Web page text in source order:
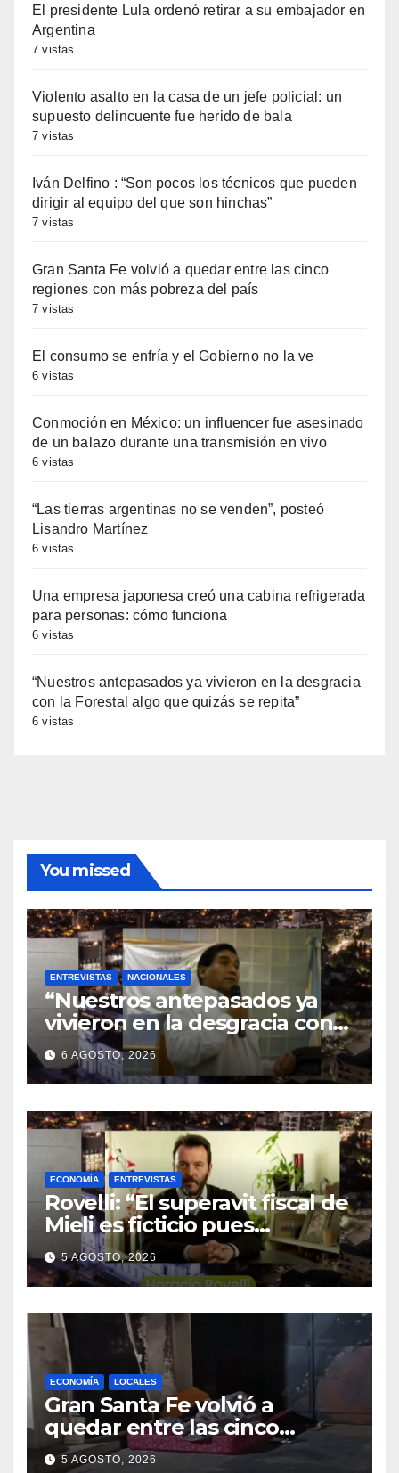
El presidente Lula ordenó retirar a su embajador en
Argentina
7 vistas
Violento asalto en la casa de un jefe policial: un
supuesto delincuente fue herido de bala
7 vistas
Iván Delfino : “Son pocos los técnicos que pueden
dirigir al equipo del que son hinchas”
7 vistas
Gran Santa Fe volvió a quedar entre las cinco
regiones con más pobreza del país
7 vistas
El consumo se enfría y el Gobierno no la ve
6 vistas
Conmoción en México: un influencer fue asesinado
de un balazo durante una transmisión en vivo
6 vistas
“Las tierras argentinas no se venden”, posteó
Lisandro Martínez
6 vistas
Una empresa japonesa creó una cabina refrigerada
para personas: cómo funciona
6 vistas
“Nuestros antepasados ya vivieron en la desgracia
con la Forestal algo que quizás se repita”
6 vistas
You missed
ENTREVISTAS NACIONALES
“Nuestros antepasados ya
vivieron en la desgracia con
la Forestal algo que quizás se
repita”
6 AGOSTO, 2026
ECONOMÍA ENTREVISTAS
Rovelli: “El superavit fiscal de
Mieli es ficticio pues
debemos 480 mil millones de
dólares”
5 AGOSTO, 2026
ECONOMÍA LOCALES
Gran Santa Fe volvió a
quedar entre las cinco
regiones con más pobreza
5 AGOSTO, 2026